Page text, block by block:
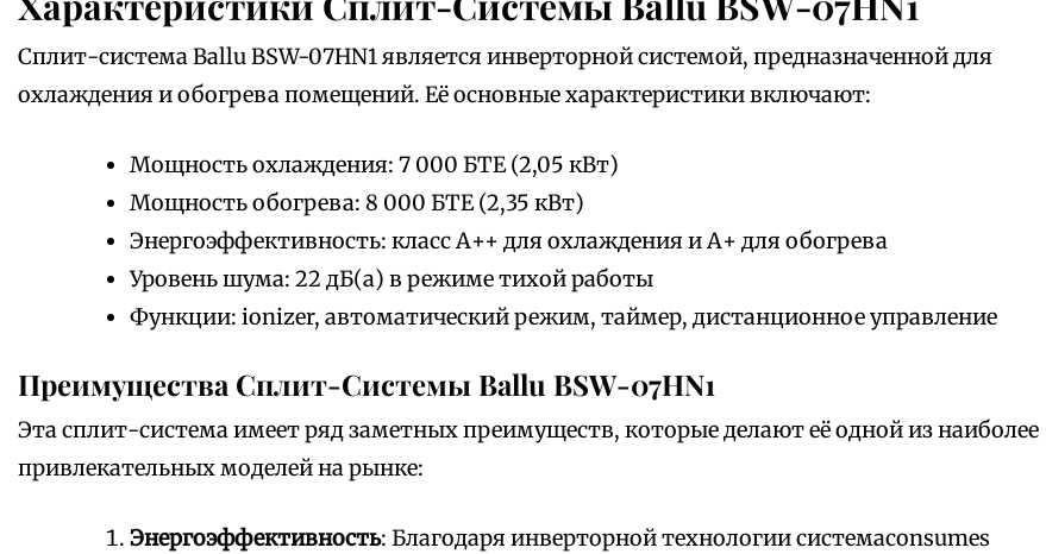
Сплит-система Ballu BSW-07HN1 является инверторной системой, предназначенной для
охлаждения и обогрева помещений. Её основные характеристики включают:
Мощность охлаждения: 7 000 БТЕ (2,05 кВт)
Мощность обогрева: 8 000 БТЕ (2,35 кВт)
Энергоэффективность: класс А++ для охлаждения и А+ для обогрева
Уровень шума: 22 дБ(а) в режиме тихой работы
Функции: ionizer, автоматический режим, таймер, дистанционное управление
Преимущества Сплит-Системы Ballu BSW-07HN1
Эта сплит-система имеет ряд заметных преимуществ, которые делают её одной из наиболее
привлекательных моделей на рынке:
Энергоэффективность: Благодаря инверторной технологии системаconsumes